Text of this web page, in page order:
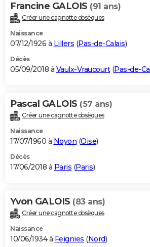
Francine GALOIS (91 ans)
Créer une cagnotte obsèques
Naissance
07/12/1926 à Lillers (Pas-de-Calais)
Décès
05/09/2018 à Vaulx-Vraucourt(Pas-de-
Pascal GALOIS (57 ans)
Créer une cagnotte obsèques
Naissance
17/07/1960 à Noyon (Oise)
Décès
17/06/2018 à Paris (Paris)
Yvon GALOIS (83 ans)
Créer une cagnotte obsèques
Naissance
10/06/1934 à Feignies (Nord)